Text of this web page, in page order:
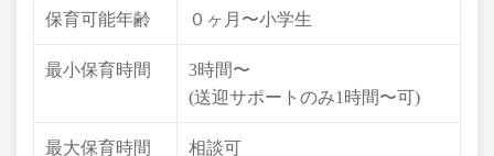
保育可能年齢 ０ヶ月〜小学生
最小保育時間
3時間〜
(送迎サポートのみ1時間〜可)
最大保育時間 相談可